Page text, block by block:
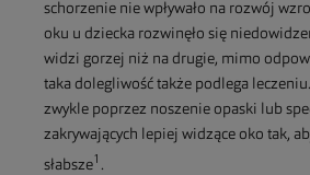
schorzenie nie wpływało na rozwój
oku u dziecka rozwinęło się
widzi gorzej niż na drugie, mimo
taka dolegliwość także podlega
zwykle poprzez noszenie opaski lub
zakrywających lepiej widzące oko tak,
słabsze1 .